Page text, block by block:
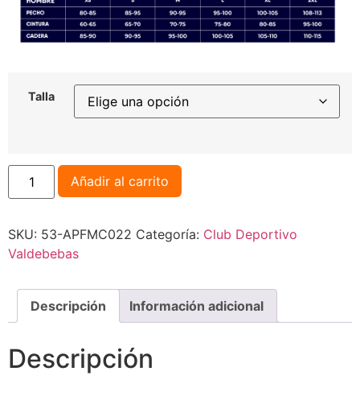
Talla
Añadir al carrito
SKU: 53-APFMC022 Categoría: Club Deportivo
Valdebebas
Descripción Información adicional
Descripción